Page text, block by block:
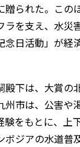
贈られた。この
ラを支え、水災
念日活動」が経
下は、大賞の
州市は、公害や
験をもとに、上
ボジアの水道普